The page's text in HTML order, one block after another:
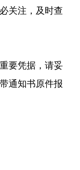
关注，及时查
要凭据，请妥
通知书原件报